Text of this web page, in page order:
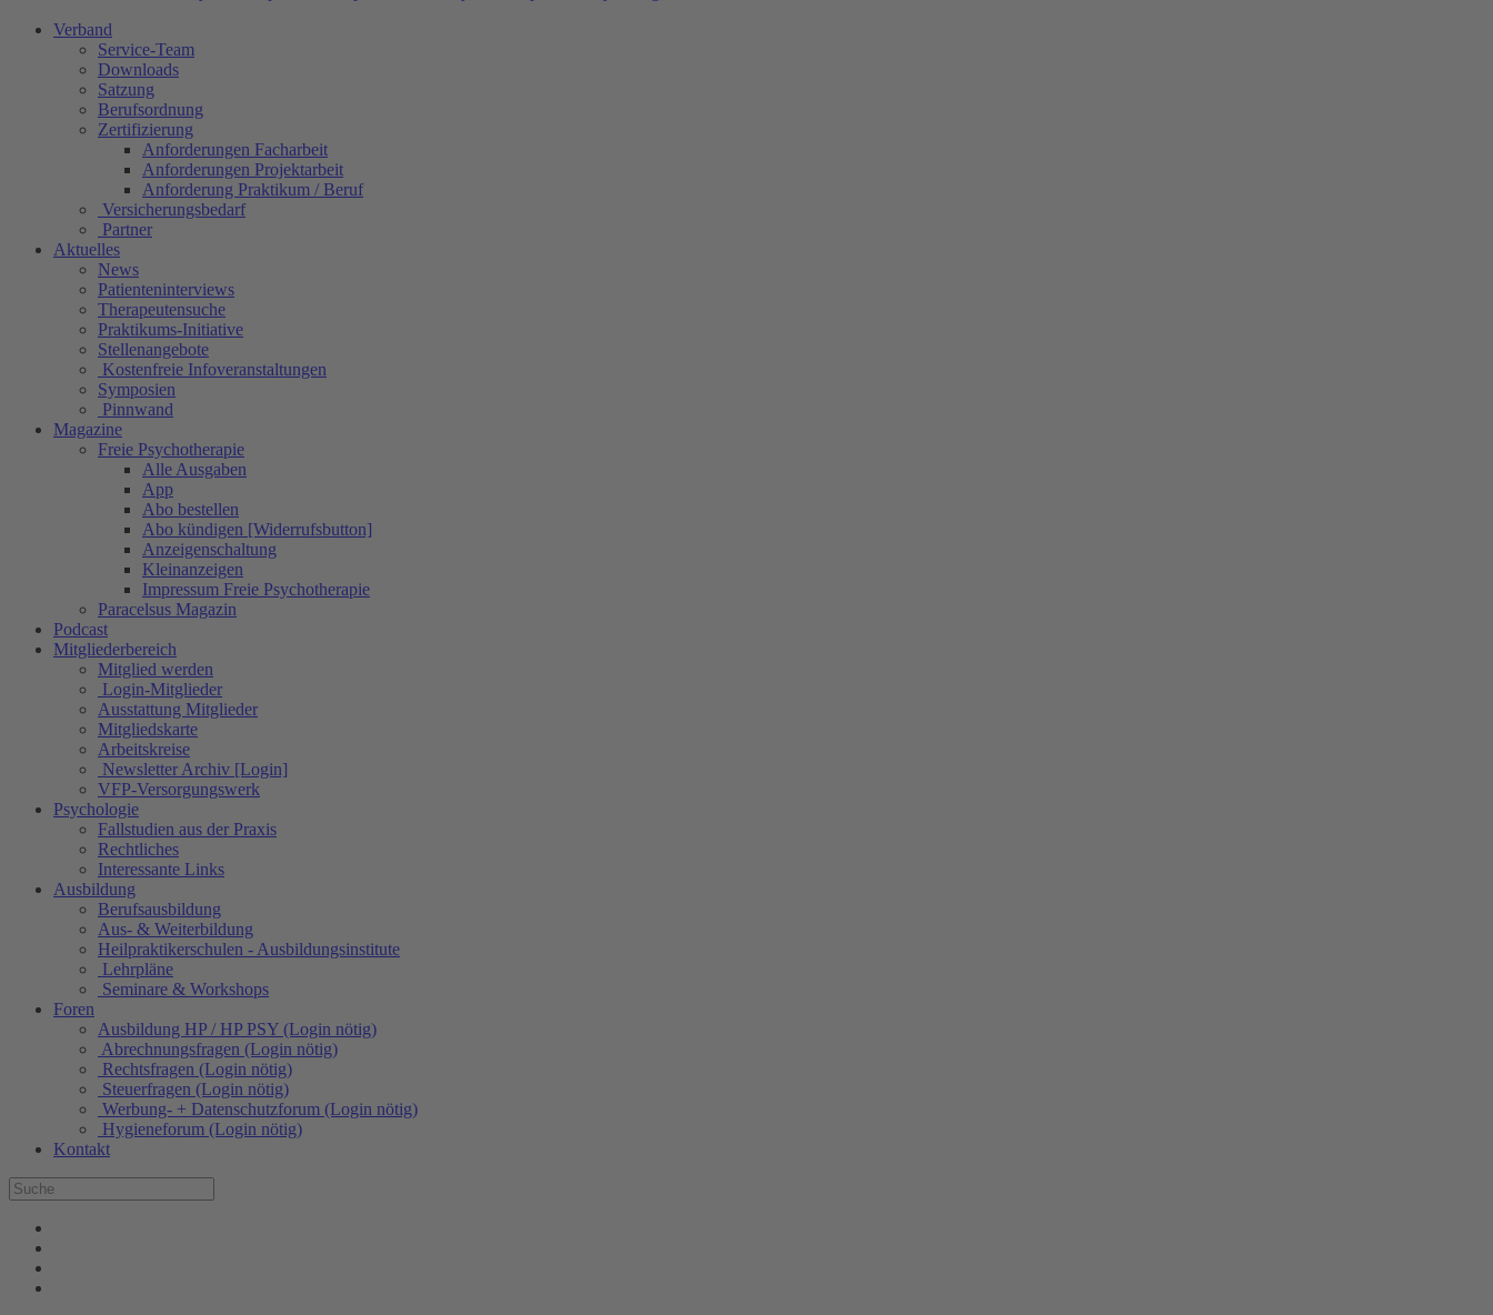
Verband
Service-Team
Downloads
Satzung
Berufsordnung
Zertifizierung
Anforderungen Facharbeit
Anforderungen Projektarbeit
Anforderung Praktikum / Beruf
Versicherungsbedarf
Partner
Aktuelles
News
Patienteninterviews
Therapeutensuche
Praktikums-Initiative
Stellenangebote
Kostenfreie Infoveranstaltungen
Symposien
Pinnwand
Magazine
Freie Psychotherapie
Alle Ausgaben
App
Abo bestellen
Abo kündigen [Widerrufsbutton]
Anzeigenschaltung
Kleinanzeigen
Impressum Freie Psychotherapie
Paracelsus Magazin
Podcast
Mitgliederbereich
Mitglied werden
Login-Mitglieder
Ausstattung Mitglieder
Mitgliedskarte
Arbeitskreise
Newsletter Archiv [Login]
VFP-Versorgungswerk
Psychologie
Fallstudien aus der Praxis
Rechtliches
Interessante Links
Ausbildung
Berufsausbildung
Aus- & Weiterbildung
Heilpraktikerschulen - Ausbildungsinstitute
Lehrpläne
Seminare & Workshops
Foren
Ausbildung HP / HP PSY (Login nötig)
Abrechnungsfragen (Login nötig)
Rechtsfragen (Login nötig)
Steuerfragen (Login nötig)
Werbung- + Datenschutzforum (Login nötig)
Hygieneforum (Login nötig)
Kontakt